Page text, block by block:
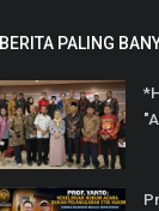
BERITA PALING